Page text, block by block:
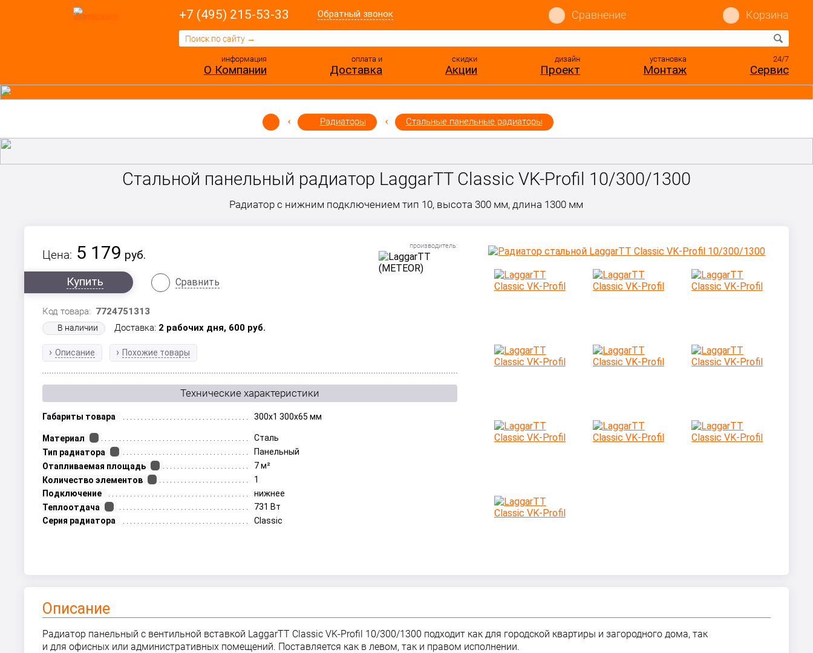
+7 (495) 215-53-33 Обратный звонок Сравнение Корзина
информация
О Компании
оплата и
Доставка
скидки
Акции
дизайн
Проект
установка
Монтаж
24/7
Сервис
Радиаторы Стальные панельные радиаторы
Стальной панельный радиатор LaggarTT Classic VK-Profil 10/300/1300
Радиатор с нижним подключением тип 10, высота 300 мм, длина 1300 мм
Цена: 5 179 руб.
Купить
Сравнить
Код товара: 7724751313
В наличии Доставка: 2 рабочих дня, 600 руб.
Описание Похожие товары
Технические характеристики
Габариты товара 300x1 300x65 мм
Материал
Сталь
Тип радиатора
Панельный
Отапливаемая площадь
7 м²
Количество элементов
1
Подключение
нижнее
Теплоотдача
731 Вт
Серия радиатора
Classic
Описание
Радиатор панельный с вентильной вставкой LaggarTT Classic VK-Profil 10/300/1300 подходит как для городской квартиры и загородного дома, так
и для офисных или административных помещений. Поставляется как в левом, так и правом исполнении.